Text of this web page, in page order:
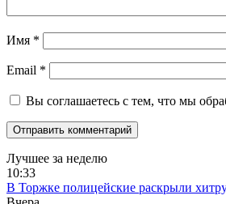
Имя *
Email *
Вы соглашаетесь с тем, что мы
Лучшее за неделю
10:33
В Торжке полицейские раскрыли